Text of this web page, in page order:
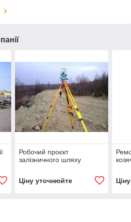
Робочий проєкт
залізничного шляху
Ціну уточнюйте